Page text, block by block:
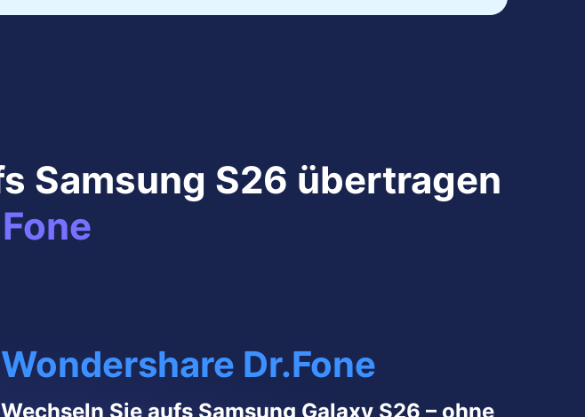
Samsung S26 übertragen
Wondershare Dr.Fone
Wechseln Sie aufs Samsung Galaxy S26 – ohne